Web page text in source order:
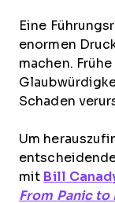
Eine
enormen
machen.
Schaden
Um
mit Bill
From Panic to